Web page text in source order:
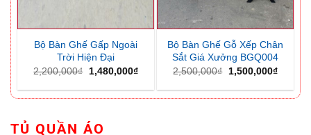
Bộ Bàn Ghế Gấp Ngoài
Trời Hiện Đại
2,200,000₫
Giá
gốc
là:
2,200,000₫.
1,480,000₫Giá
tại
là:
Bộ Bàn Ghế Gỗ Xếp Chân
Sắt Giá Xưởng BGQ004
2,500,000₫
Giá
gốc
là:
2,500,000₫.
1,500,000₫Giá
tại
là:
TỦ QUẦN ÁO